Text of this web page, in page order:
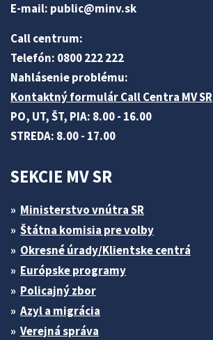
E-mail: public@minv.sk
Call centrum:
Telefón: 0800 222 222
Nahlásenie problému:
Kontaktný formulár Call Centra MV SR
PO, UT, ŠT, PIA: 8.00 - 16.00
STREDA: 8.00 - 17.00
SEKCIE MV SR
Ministerstvo vnútra SR
Štátna komisia pre volby
Okresné úrady/Klientske centrá
Európske programy
Policajný zbor
Azyl a migrácia
Verejná správa